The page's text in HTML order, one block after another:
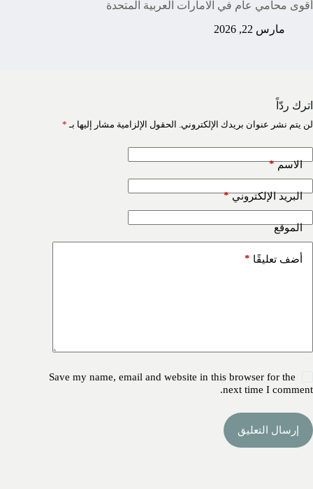
أقوى محامي عام في الامارات العربية المتحدة
مارس 22, 2026
اترك ردّاً
لن يتم نشر عنوان بريدك الإلكتروني. الحقول الإلزامية مشار إليها بـ *
الاسم*
البريد الإلكتروني*
الموقع
أضف تعليقًا *
Save my name, email and website in this browser for the
next time I comment.
إرسال التعليق